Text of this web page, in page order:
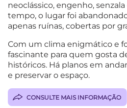
neoclássico, engenho,
tempo, o lugar foi
apenas ruínas, cobertas por
Com um clima enigmático e
fascinante para quem gosta
históricos. Há planos em
e preservar o espaço.
CONSULTE MAIS INFORMAÇÃO